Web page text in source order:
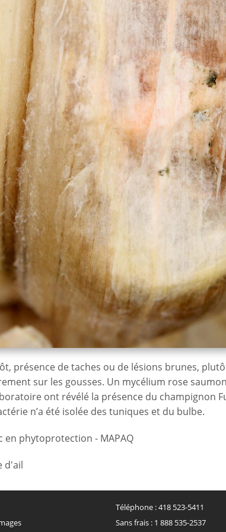
présence de taches ou de lésions brunes,
sur les gousses. Un mycélium rose
ont révélé la présence du champignon
n’a été isolée des tuniques et du bulbe.
phytoprotection - MAPAQ
d'ail
Téléphone :418 523-5411
Sans frais : 1 888 535-2537